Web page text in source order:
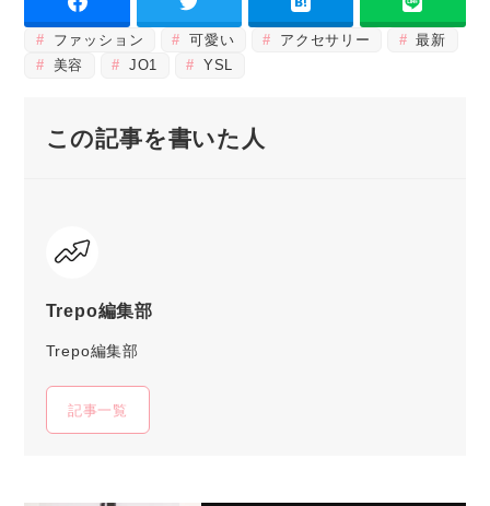
ファッション 可愛い アクセサリー
最新
美容
JO1 YSL
この記事を書いた人
Trepo編集部
Trepo編集部
記事一覧